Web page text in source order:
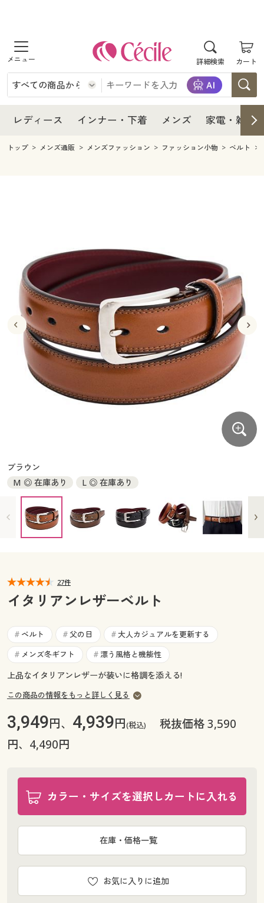
詳細検索 カート
商品を探す
レディース
レディースファッション
インナー・下着
インナー・下着通販すべて
メンズ
キッチン・雑貨・日用品
家具・収納
寝具・ベッド
カーテン・ラグ・ファブリック
美容・健康通販すべて
美容・健康・サプリメント
制服・スクール
制服・スクールすべて
制服・学生服
ジュニア・ティーンズ下着
大きいサイズ
大きいサイズ通販すべて
大きいサイズ レディース服
大きいサイズ レディース下着
大きいサイズ 事務・制服
バーゲン
バーゲンセール
詳細検索
商品カテゴリ一覧
カタログ・チラシからのご注文
デジタルカタログ
カタログ無料プレゼント
マイページ
お気に入り
サポート
よくある質問とお問い合わせ
レディース インナー・下着 メンズ 家電・雑貨
レディース
レディース通販すべて
レディースファッション
インナー・下着
インナー・下着通販すべて
メンズ
寝具・ベッド
カーテン・ラグ・ファブリック
美容・健康・サプリメント
制服・スクールすべて
制服・学生服
ジュニア・ティーンズ下着
大きいサイズ
大きいサイズ通販すべて
大きいサイズ レディース服
大きいサイズ レディース下着
大きいサイズ メンズ
バーゲン
バーゲンセール
シークレットセール
詳細検索
商品カテゴリ一覧
カタログ無料プレゼント
会員メニュー
閲覧履歴
サポート
ご利用ガイド
トップ メンズ通販 メンズファッション ファッション小物 ベルト
ブラウン
M ◎ 在庫あり
L ◎ 在庫あり
27件
イタリアンレザーベルト
# ベルト # 父の日 # 大人カジュアルを更新する
# メンズ冬ギフト # 漂う風格と機能性
上品なイタリアンレザーが装いに格調を添える!
この商品の情報をもっと詳しく見る
3,949円、 4,939円(税込)
税抜価格 3,590
円、4,490円
カラー・サイズを選択しカートに入れる
お気に入りに追加
在庫・価格一覧